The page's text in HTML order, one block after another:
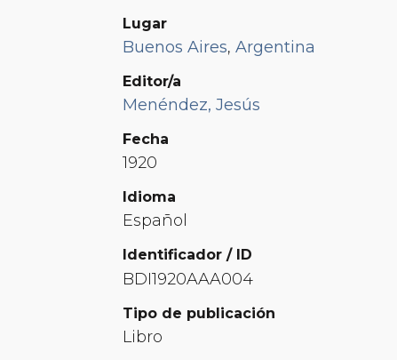
Lugar
Buenos Aires, Argentina
Editor/a
Menéndez, Jesús
Fecha
1920
Idioma
Español
Identificador / ID
BDI1920AAA004
Tipo de publicación
Libro